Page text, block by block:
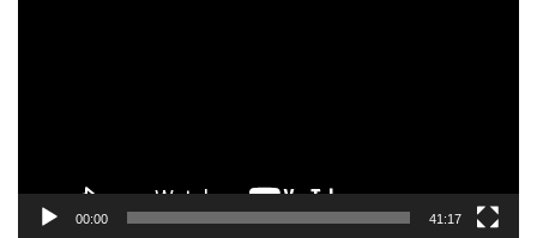
00:00 41:17